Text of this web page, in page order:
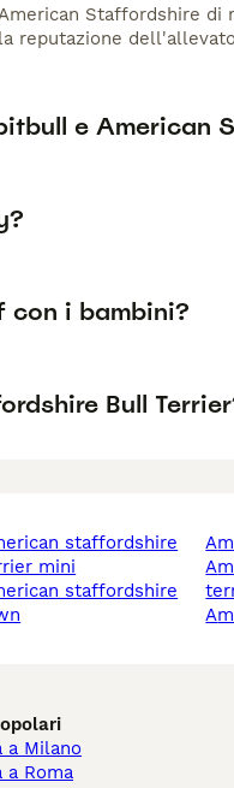
Staffordshire di
reputazione
e American
con i bambini?
Bull
mini
american staffordshire
a Milano
a Roma